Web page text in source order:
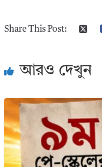
Share This Post:
আরও দেখুন